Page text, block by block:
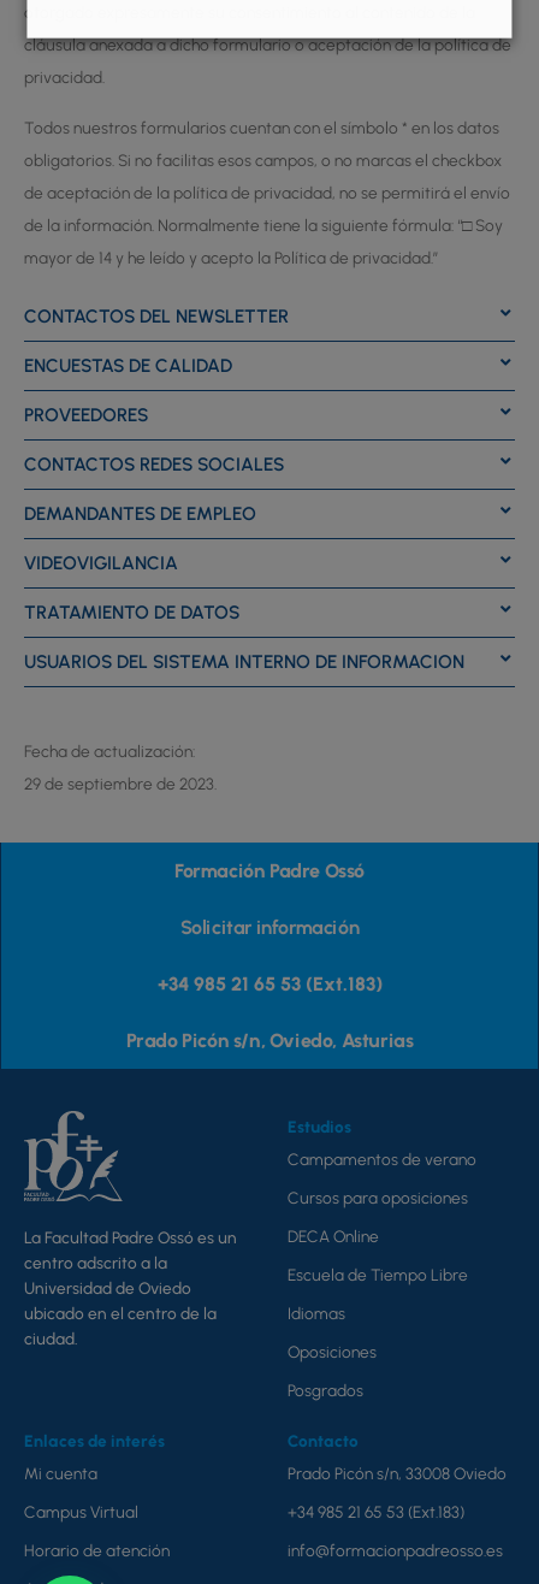
otorgado expresamente su consentimiento al contenido de la
cláusula anexada a dicho formulario o aceptación de la política de
privacidad.
Todos nuestros formularios cuentan con el símbolo * en los datos
obligatorios. Si no facilitas esos campos, o no marcas el checkbox
de aceptación de la política de privacidad, no se permitirá el envío
de la información. Normalmente tiene la siguiente fórmula: “□ Soy
mayor de 14 y he leído y acepto la Política de privacidad.”
CONTACTOS DEL NEWSLETTER
ENCUESTAS DE CALIDAD
PROVEEDORES
CONTACTOS REDES SOCIALES
DEMANDANTES DE EMPLEO
VIDEOVIGILANCIA
TRATAMIENTO DE DATOS
USUARIOS DEL SISTEMA INTERNO DE INFORMACION
Fecha de actualización:
29 de septiembre de 2023.
Formación Padre Ossó
Solicitar información
+34 985 21 65 53 (Ext.183)
Prado Picón s/n, Oviedo, Asturias
La Facultad Padre Ossó es un
centro adscrito a la
Universidad de Oviedo
ubicado en el centro de la
ciudad.
Estudios
Campamentos de verano
Cursos para oposiciones
DECA Online
Escuela de Tiempo Libre
Idiomas
Oposiciones
Posgrados
Enlaces de interés
Mi cuenta
Campus Virtual
Horario de atención
Contacto
Prado Picón s/n, 33008 Oviedo
+34 985 21 65 53 (Ext.183)
info@formacionpadreosso.es